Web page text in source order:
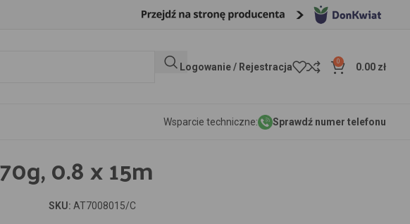
Logowanie / Rejestracja 0 0.00 zł
Wsparcie techniczne: Sprawdź numer telefonu
0.8 x 15m
SKU: AT7008015/C